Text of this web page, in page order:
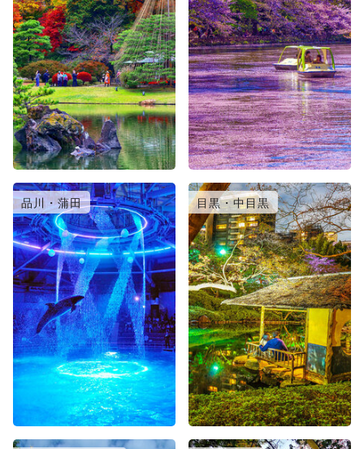
品川・蒲田 目黒・中目黒